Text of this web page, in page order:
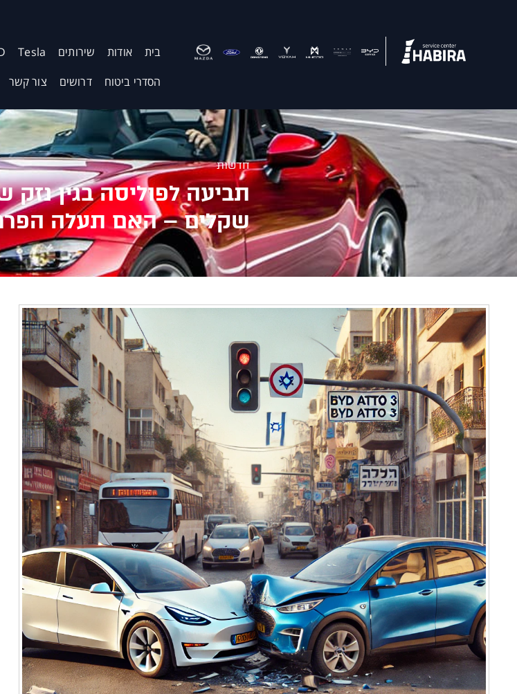
בית אודות שירותים Tesla
הסדרי ביטוח
דרושים צור קשר
חדשות
שקלים – האם תעלה